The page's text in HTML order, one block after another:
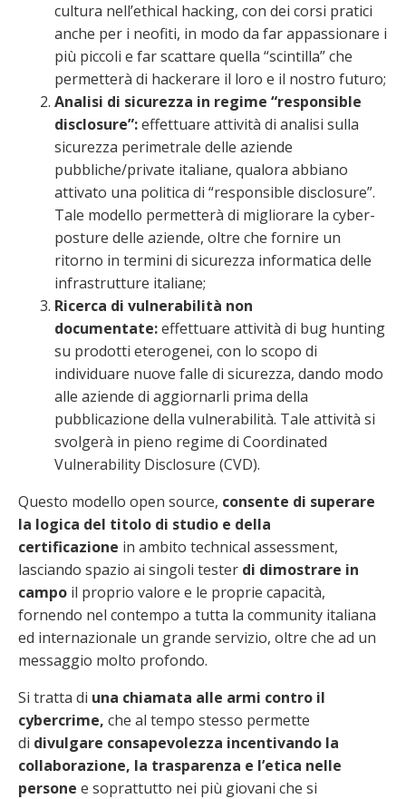
cultura nell’ethical hacking, con dei corsi pratici
anche per i neofiti, in modo da far appassionare i
più piccoli e far scattare quella “scintilla” che
permetterà di hackerare il loro e il nostro futuro;
Analisi di sicurezza in regime “responsible
disclosure”:effettuare attività di analisi sulla
sicurezza perimetrale delle aziende
pubbliche/private italiane, qualora abbiano
attivato una politica di “responsible disclosure”.
Tale modello permetterà di migliorare la cyber-
posture delle aziende, oltre che fornire un
ritorno in termini di sicurezza informatica delle
infrastrutture italiane;
Ricerca di vulnerabilità non
documentate:effettuare attività di bug hunting
su prodotti eterogenei, con lo scopo di
individuare nuove falle di sicurezza, dando modo
alle aziende di aggiornarli prima della
pubblicazione della vulnerabilità. Tale attività si
svolgerà in pieno regime di Coordinated
Vulnerability Disclosure (CVD).
Questo modello open source, consente di superare
la logica del titolo di studio e della
certificazione in ambito technical assessment,
lasciando spazio ai singoli tester di dimostrare in
campo il proprio valore e le proprie capacità,
fornendo nel contempo a tutta la community italiana
ed internazionale un grande servizio, oltre che ad un
messaggio molto profondo.
Si tratta di una chiamata alle armi contro il
cybercrime, che al tempo stesso permette
di divulgare consapevolezza incentivando la
collaborazione, la trasparenza e l’etica nelle
persone e soprattutto nei più giovani che si